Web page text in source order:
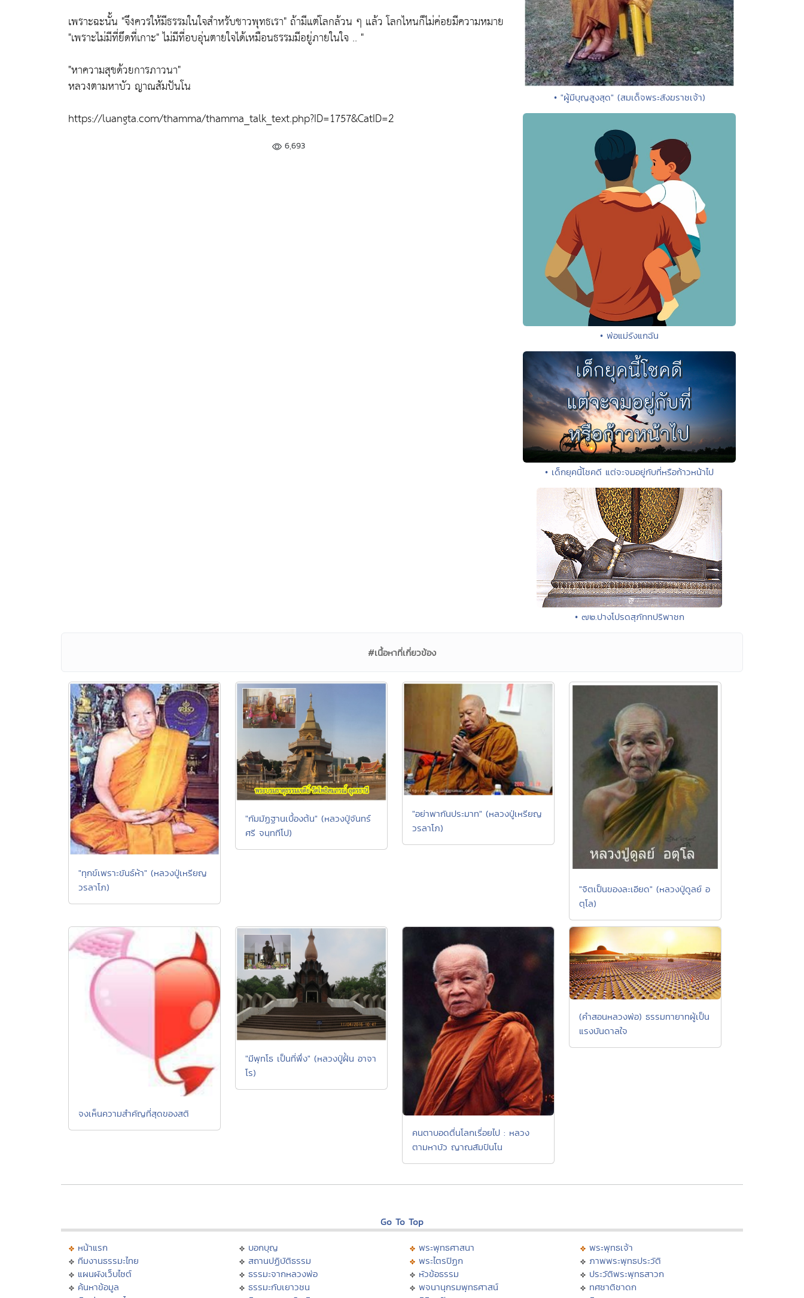
เพราะฉะนั้น "จึงควรให้มีธรรมในใจสำหรับชาวพุทธเรา"ถ้ามีแต่โลกล้วน ๆ แล้ว โลกไหนก็ไม่ค่อยมีความหมาย
"เพราะไม่มีที่ยึดที่เกาะ"ไม่มีที่อบอุ่นตายใจได้เหมือนธรรมมีอยู่ภายในใจ .. "
"หาความสุขด้วยการภาวนา"
หลวงตามหาบัว ญาณสัมปันโน
https://luangta.com/thamma/thamma_talk_text.php?ID=1757&CatID=2
6,693
• "ผู้มีบุญสูงสุด" (สมเด็จพระสังฆราชเจ้า)
• พ่อแม่รังแกฉัน
• เด็กยุคนี้โชคดี แต่จะจมอยู่กับที่หรือก้าวหน้าไป
• ๗๒.ปางโปรดสุภัททปริพาชก
#เนื้อหาที่เกี่ยวข้อง
"ทุกข์เพราะขันธ์ห้า" (หลวงปู่เหรียญ
วรลาโภ)
"กัมมัฏฐานเบื้องต้น" (หลวงปู่จันทร์
ศรี จนฺททีโป)
"อย่าพากันประมาท" (หลวงปู่เหรียญ
วรลาโภ)
"จิตเป็นของละเอียด" (หลวงปู่ดูลย์ อ
ตุโล)
จงเห็นความสำคัญที่สุดของสติ
"มีพุทโธ เป็นที่พึ่ง" (หลวงปู่ฝั้น อาจา
โร)
คนตาบอดตื่นโลกเรื่อยไป : หลวง
ตามหาบัว ญาณสัมปันโน
(คำสอนหลวงพ่อ) ธรรมทายาทผู้เป็น
แรงบันดาลใจ
Go To Top
หน้าแรก
ทีมงานธรรมะไทย
แผนผังเว็บไซต์
ค้นหาข้อมูล
บอกบุญ
สถานปฏิบัติธรรม
ธรรมะจากหลวงพ่อ
ธรรมะกับเยาวชน
พระพุทธศาสนา
พระไตรปิฏก
หัวข้อธรรม
พจนานุกรมพุทธศาสน์
พระพุทธเจ้า
ภาพพระพุทธประวัติ
ประวัติพระพุทธสาวก
ทศชาติชาดก